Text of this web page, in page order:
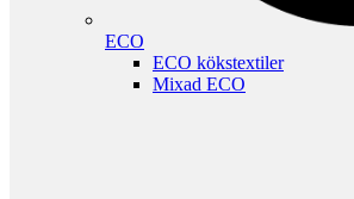
ECO
ECO kökstextiler
Mixad ECO